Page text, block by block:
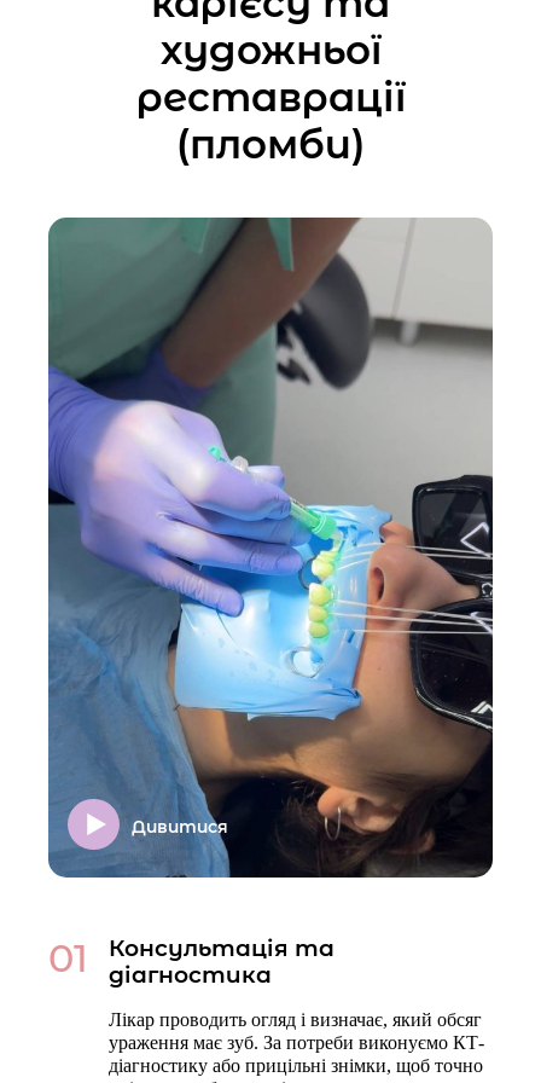
художньої
реставрації
(пломби)
Дивитися
01
Консультація та
діагностика
Лікар проводить огляд і визначає, який обсяг
ураження має зуб. За потреби виконуємо КТ-
діагностику або прицільні знімки, щоб точно